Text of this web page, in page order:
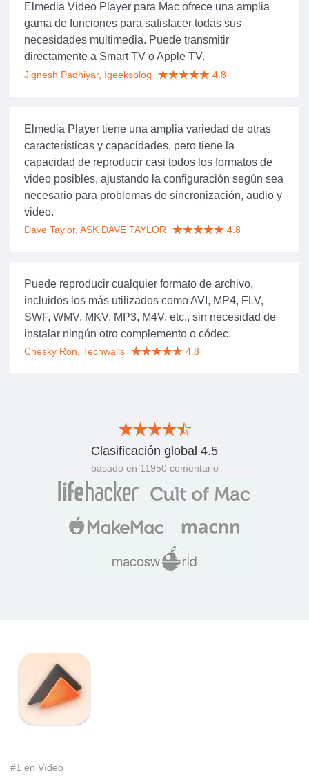
Elmedia Video Player para Mac ofrece una amplia
gama de funciones para satisfacer todas sus
necesidades multimedia. Puede transmitir
directamente a Smart TV o Apple TV.
Jignesh Padhiyar, Igeeksblog 4.8
Elmedia Player tiene una amplia variedad de otras
características y capacidades, pero tiene la
capacidad de reproducir casi todos los formatos de
video posibles, ajustando la configuración según sea
necesario para problemas de sincronización, audio y
video.
Dave Taylor, ASK DAVE TAYLOR 4.8
Puede reproducir cualquier formato de archivo,
incluidos los más utilizados como AVI, MP4, FLV,
SWF, WMV, MKV, MP3, M4V, etc., sin necesidad de
instalar ningún otro complemento o códec.
Chesky Ron, Techwalls 4.8
Clasificación global 4.5
basado en 11950 comentario
#1 en Vídeo